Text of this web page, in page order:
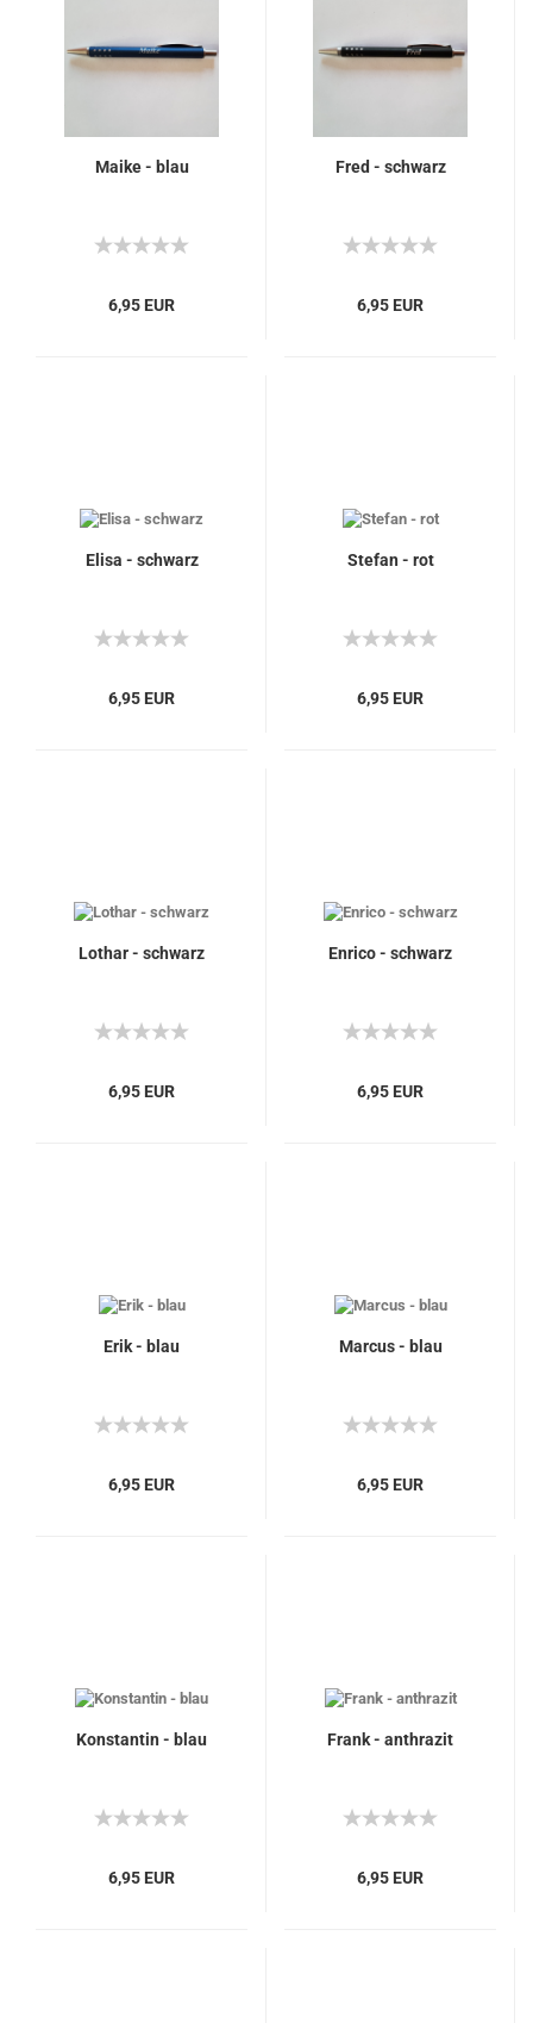
Maike - blau
6,95 EUR
Fred - schwarz
6,95 EUR
Elisa - schwarz
6,95 EUR
Stefan - rot
6,95 EUR
Lothar - schwarz
6,95 EUR
Enrico - schwarz
6,95 EUR
Erik - blau
6,95 EUR
Marcus - blau
6,95 EUR
Konstantin - blau
6,95 EUR
Frank - anthrazit
6,95 EUR